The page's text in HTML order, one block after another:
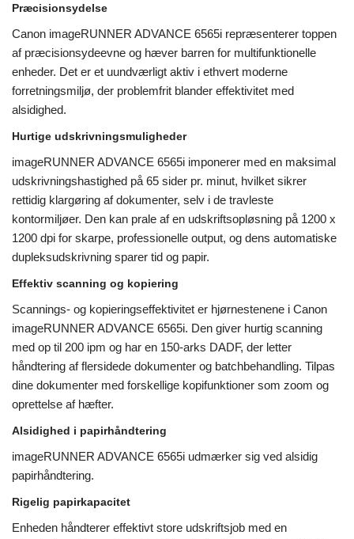
Præcisionsydelse
Canon imageRUNNER ADVANCE 6565i repræsenterer toppen
af ​​præcisionsydeevne og hæver barren for multifunktionelle
enheder. Det er et uundværligt aktiv i ethvert moderne
forretningsmiljø, der problemfrit blander effektivitet med
alsidighed.
Hurtige udskrivningsmuligheder
imageRUNNER ADVANCE 6565i imponerer med en maksimal
udskrivningshastighed på 65 sider pr. minut, hvilket sikrer
rettidig klargøring af dokumenter, selv i de travleste
kontormiljøer. Den kan prale af en udskriftsopløsning på 1200 x
1200 dpi for skarpe, professionelle output, og dens automatiske
dupleksudskrivning sparer tid og papir.
Effektiv scanning og kopiering
Scannings- og kopieringseffektivitet er hjørnestenene i Canon
imageRUNNER ADVANCE 6565i. Den giver hurtig scanning
med op til 200 ipm og har en 150-arks DADF, der letter
håndtering af flersidede dokumenter og batchbehandling. Tilpas
dine dokumenter med forskellige kopifunktioner som zoom og
oprettelse af hæfter.
Alsidighed i papirhåndtering
imageRUNNER ADVANCE 6565i udmærker sig ved alsidig
papirhåndtering.
Rigelig papirkapacitet
Enheden håndterer effektivt store udskriftsjob med en